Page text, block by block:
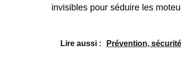
invisibles pour séduire les
Lire aussi : Prévention,